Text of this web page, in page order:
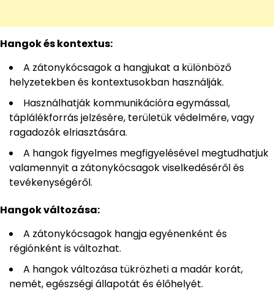
Hangok és kontextus:
A zátonykócsagok a hangjukat a különböző
helyzetekben és kontextusokban használják.
Használhatják kommunikációra egymással,
táplálékforrás jelzésére, területük védelmére, vagy
ragadozók elriasztására.
A hangok figyelmes megfigyelésével megtudhatjuk
valamennyit a zátonykócsagok viselkedéséről és
tevékenységéről.
Hangok változása:
A zátonykócsagok hangja egyénenként és
régiónként is változhat.
A hangok változása tükrözheti a madár korát,
nemét, egészségi állapotát és élőhelyét.